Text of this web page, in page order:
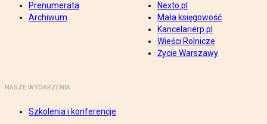
Prenumerata
Archiwum
Nexto.pl
Mała księgowość
Kancelarierp.pl
Wieści Rolnicze
Życie Warszawy
NASZE WYDARZENIA
Szkolenia i konferencje